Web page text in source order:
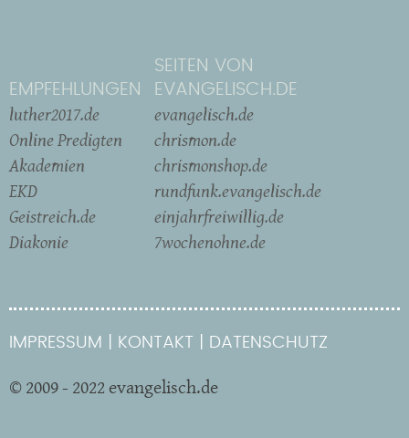
EMPFEHLUNGEN
luther2017.de
Online Predigten
Akademien
EKD
Geistreich.de
Diakonie
SEITEN VON
EVANGELISCH.DE
evangelisch.de
chrismon.de
chrismonshop.de
rundfunk.evangelisch.de
einjahrfreiwillig.de
7wochenohne.de
IMPRESSUM KONTAKT DATENSCHUTZ
© 2009 - 2022 evangelisch.de